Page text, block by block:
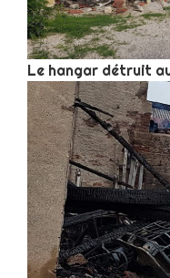
Le hangar détruit